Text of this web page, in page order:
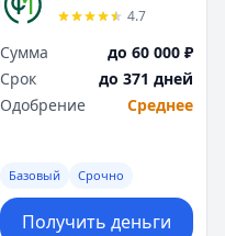
4.7
Сумма
до 60 000 ₽
Срок
до 371 дней
Одобрение
Среднее
Базовый Срочно
Получить деньги